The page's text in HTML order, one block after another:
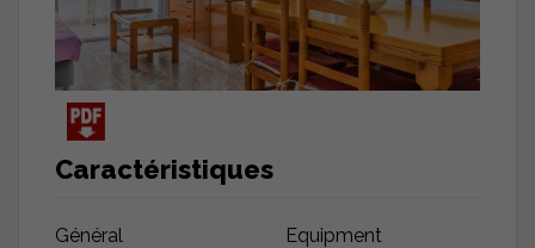
Caractéristiques
Général Equipment